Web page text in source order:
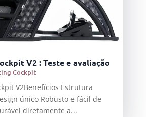
V2 : Teste e avaliação
Cockpit
V2Benefícios Estrutura
único Robusto e fácil de
diretamente a...